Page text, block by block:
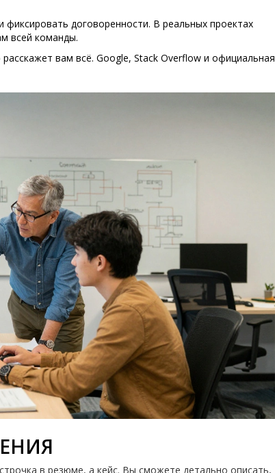
договоренности. В реальных проектах
всей команды.
вам всё. Google, Stack Overflow и официальная
в резюме, а кейс. Вы сможете детально описать,